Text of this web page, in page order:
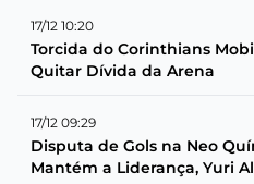
17/12 10:20
Torcida do Corinthians
Quitar Dívida da Arena
17/12 09:29
Disputa de Gols na Neo
Mantém a Liderança, Yuri